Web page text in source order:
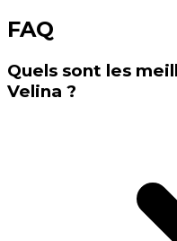
FAQ
Quels sont les
Velina ?